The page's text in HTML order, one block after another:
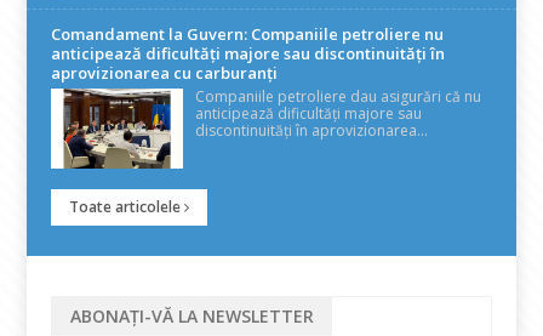
Comandament la Guvern: Companiile petroliere nu
anticipează dificultăți majore sau discontinuități în
aprovizionarea cu carburanți
Companiile petroliere dau asigurări că nu
anticipează dificultăți majore sau
discontinuități în aprovizionarea...
Toate articolele
ABONAȚI-VĂ LA NEWSLETTER